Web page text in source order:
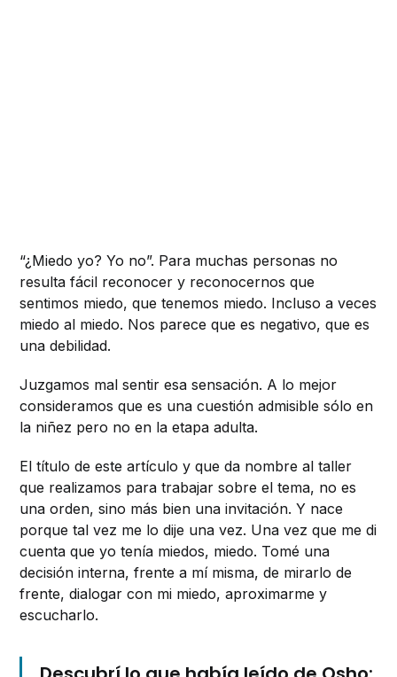
“¿Miedo yo? Yo no”. Para muchas personas no
resulta fácil reconocer y reconocernos que
sentimos miedo, que tenemos miedo. Incluso a veces
miedo al miedo. Nos parece que es negativo, que es
una debilidad.
Juzgamos mal sentir esa sensación. A lo mejor
consideramos que es una cuestión admisible sólo en
la niñez pero no en la etapa adulta.
El título de este artículo y que da nombre al taller
que realizamos para trabajar sobre el tema, no es
una orden, sino más bien una invitación. Y nace
porque tal vez me lo dije una vez. Una vez que me di
cuenta que yo tenía miedos, miedo. Tomé una
decisión interna, frente a mí misma, de mirarlo de
frente, dialogar con mi miedo, aproximarme y
escucharlo.